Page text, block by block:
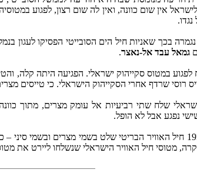
בכך שאניות חיל הים הסובייטי הפסיקו
גמאל עבד אל-נאצר.
במטוס סקייהוק ישראלי. הפגיעה היתה קלה,
רוסי שרדף אחרי הסקייהוק הישראלי. כי טייסים
שלח שתי רביעיות אל עומק מצרים, מתוך
נפגע אבל לא הופל.
למי שאינו יודע או אינו זוכר. בשנת 1950 חיל האוויר
מטוסי חיל האוויר הישראלי שנשלחו ליירט את